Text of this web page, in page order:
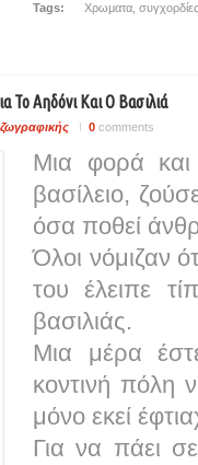
Tags: Χρωματα
Το Αηδόνι Και Ο Βασιλιά
0 comments
Μια φορά
βασίλειο,
όσα ποθεί
Όλοι νόμιζαν
του έλειπε
βασιλιάς.
Μια μέρα
κοντινή πόλη
μόνο εκεί
Για να πάει